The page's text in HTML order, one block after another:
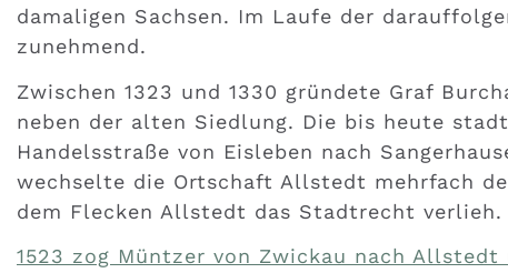
damaligen Sachsen. Im Laufe der
zunehmend.
Zwischen 1323 und 1330 gründete Graf
neben der alten Siedlung. Die bis heute
Handelsstraße von Eisleben nach
wechselte die Ortschaft Allstedt mehrfach
dem Flecken Allstedt das Stadtrecht verlieh.
1523 zog Müntzer von Zwickau nach